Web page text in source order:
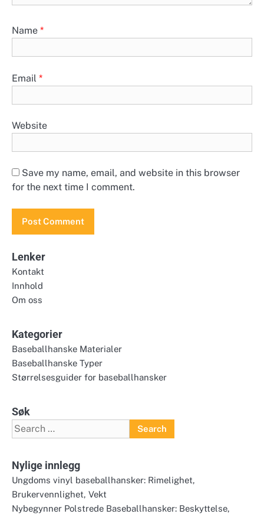
Name *
Email *
Website
Save my name, email, and website in this browser
for the next time I comment.
Lenker
Kontakt
Innhold
Om oss
Kategorier
Baseballhanske Materialer
Baseballhanske Typer
Størrelsesguider for baseballhansker
Søk
Search
for:
Nylige innlegg
Ungdoms vinyl baseballhansker: Rimelighet,
Brukervennlighet, Vekt
Nybegynner Polstrede Baseballhansker: Beskyttelse,